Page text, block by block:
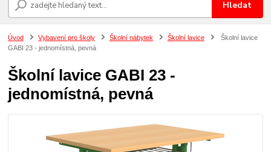
Hledat
Úvod Vybavení pro školy Školní nábytek Školní lavice
Školní lavice
GABI 23 - jednomístná, pevná
Školní lavice GABI 23 -
jednomístná, pevná